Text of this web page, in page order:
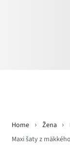
Home Žena
Maxi šaty z